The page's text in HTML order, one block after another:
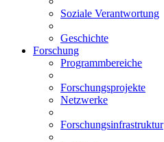
Soziale Verantwortung
Geschichte
Forschung
Programmbereiche
Forschungsprojekte
Netzwerke
Forschungsinfrastruktur